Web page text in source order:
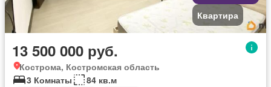
Квартира
13 500 000 руб.
Кострома, Костромская область
3 Комнаты
84 кв.м